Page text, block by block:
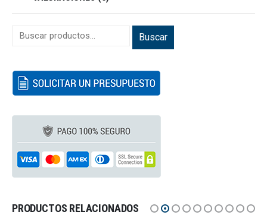
Buscar
PRODUCTOS RELACIONADOS